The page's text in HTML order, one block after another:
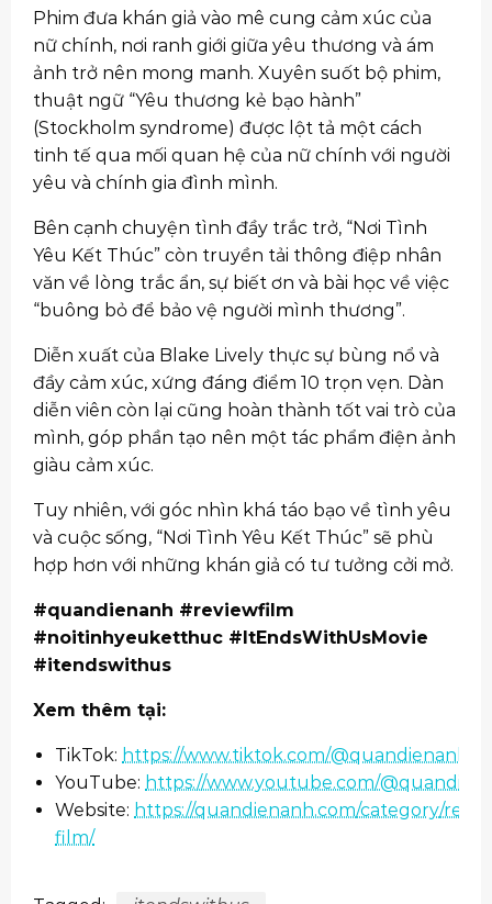
Phim đưa khán giả vào mê cung cảm xúc của
nữ chính, nơi ranh giới giữa yêu thương và ám
ảnh trở nên mong manh. Xuyên suốt bộ phim,
thuật ngữ “Yêu thương kẻ bạo hành”
(Stockholm syndrome) được lột tả một cách
tinh tế qua mối quan hệ của nữ chính với người
yêu và chính gia đình mình.
Bên cạnh chuyện tình đầy trắc trở, “Nơi Tình
Yêu Kết Thúc” còn truyền tải thông điệp nhân
văn về lòng trắc ẩn, sự biết ơn và bài học về việc
“buông bỏ để bảo vệ người mình thương”.
Diễn xuất của Blake Lively thực sự bùng nổ và
đầy cảm xúc, xứng đáng điểm 10 trọn vẹn. Dàn
diễn viên còn lại cũng hoàn thành tốt vai trò của
mình, góp phần tạo nên một tác phẩm điện ảnh
giàu cảm xúc.
Tuy nhiên, với góc nhìn khá táo bạo về tình yêu
và cuộc sống, “Nơi Tình Yêu Kết Thúc” sẽ phù
hợp hơn với những khán giả có tư tưởng cởi mở.
#quandienanh #reviewfilm
#noitinhyeuketthuc #ItEndsWithUsMovie
#itendswithus
Xem thêm tại:
TikTok: https://www.tiktok.com/@quandienanh
YouTube: https://www.youtube.com/
Website: https://quandienanh.com/category/
film/